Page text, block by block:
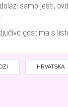
samo jesti,
gostima s
HRVATSKA